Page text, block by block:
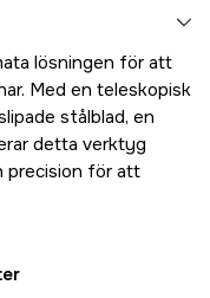
lösningen för att
Med en teleskopisk
stålblad, en
detta verktyg
precision för att